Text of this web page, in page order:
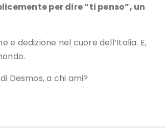
per dire “ti penso”, un
e dedizione nel cuore dell’Italia. E,
Desmos, a chi ami?